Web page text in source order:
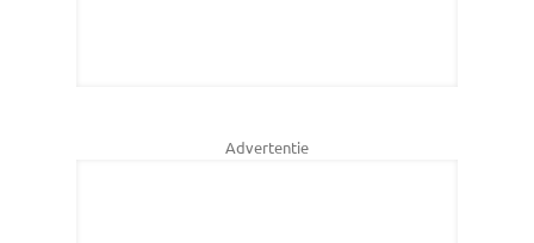
Advertentie